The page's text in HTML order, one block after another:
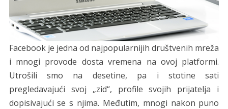
Facebook je jedna od najpopularnijih društvenih mreža
i mnogi provode dosta vremena na ovoj platformi.
Utrošili smo na desetine, pa i stotine sati
pregledavajući svoj „zid“, profile svojih prijatelja i
dopisivajući se s njima. Međutim, mnogi nakon puno